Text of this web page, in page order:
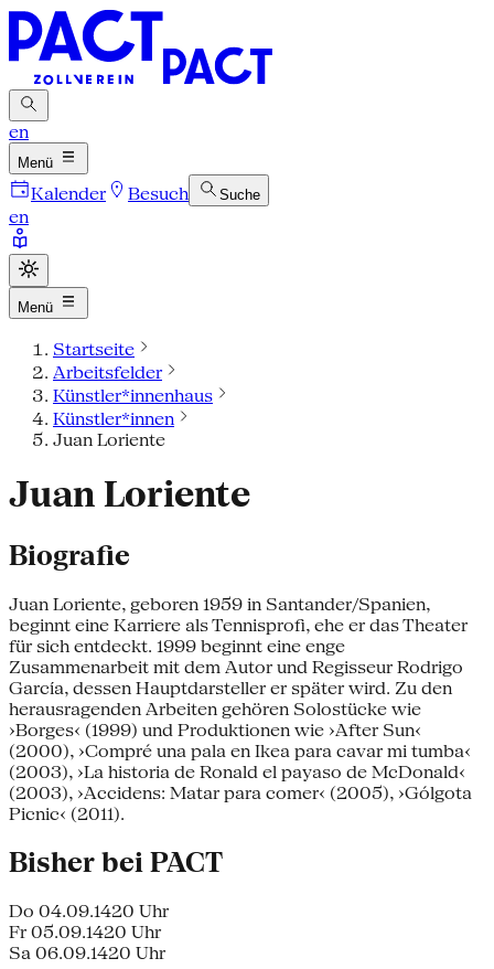
en
Menü
Kalender Besuch Suche
en
Menü
Startseite
Arbeitsfelder
Künstler*innenhaus
Künstler*innen
Juan Loriente
Juan Loriente
Biografie
Juan Loriente, geboren 1959 in Santander/Spanien,
beginnt eine Karriere als Tennisprofi, ehe er das Theater
für sich entdeckt. 1999 beginnt eine enge
Zusammenarbeit mit dem Autor und Regisseur Rodrigo
García, dessen Hauptdarsteller er später wird. Zu den
herausragenden Arbeiten gehören Solostücke wie
›Borges‹ (1999) und Produktionen wie ›After Sun‹
(2000), ›Compré una pala en Ikea para cavar mi tumba‹
(2003), ›La historia de Ronald el payaso de McDonald‹
(2003), ›Accidens: Matar para comer‹ (2005), ›Gólgota
Picnic‹ (2011).
Bisher bei PACT
Do 04.09.1420 Uhr
Fr 05.09.1420 Uhr
Sa 06.09.1420 Uhr